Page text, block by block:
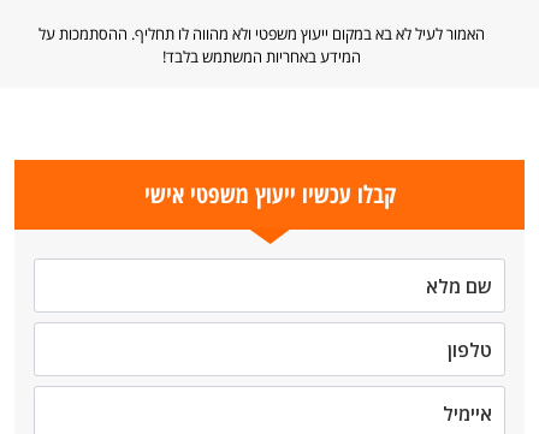
האמור לעיל לא בא במקום ייעוץ משפטי ולא מהווה לו תחליף. ההסתמכות על
המידע באחריות המשתמש בלבד!
קבלו עכשיו ייעוץ משפטי אישי